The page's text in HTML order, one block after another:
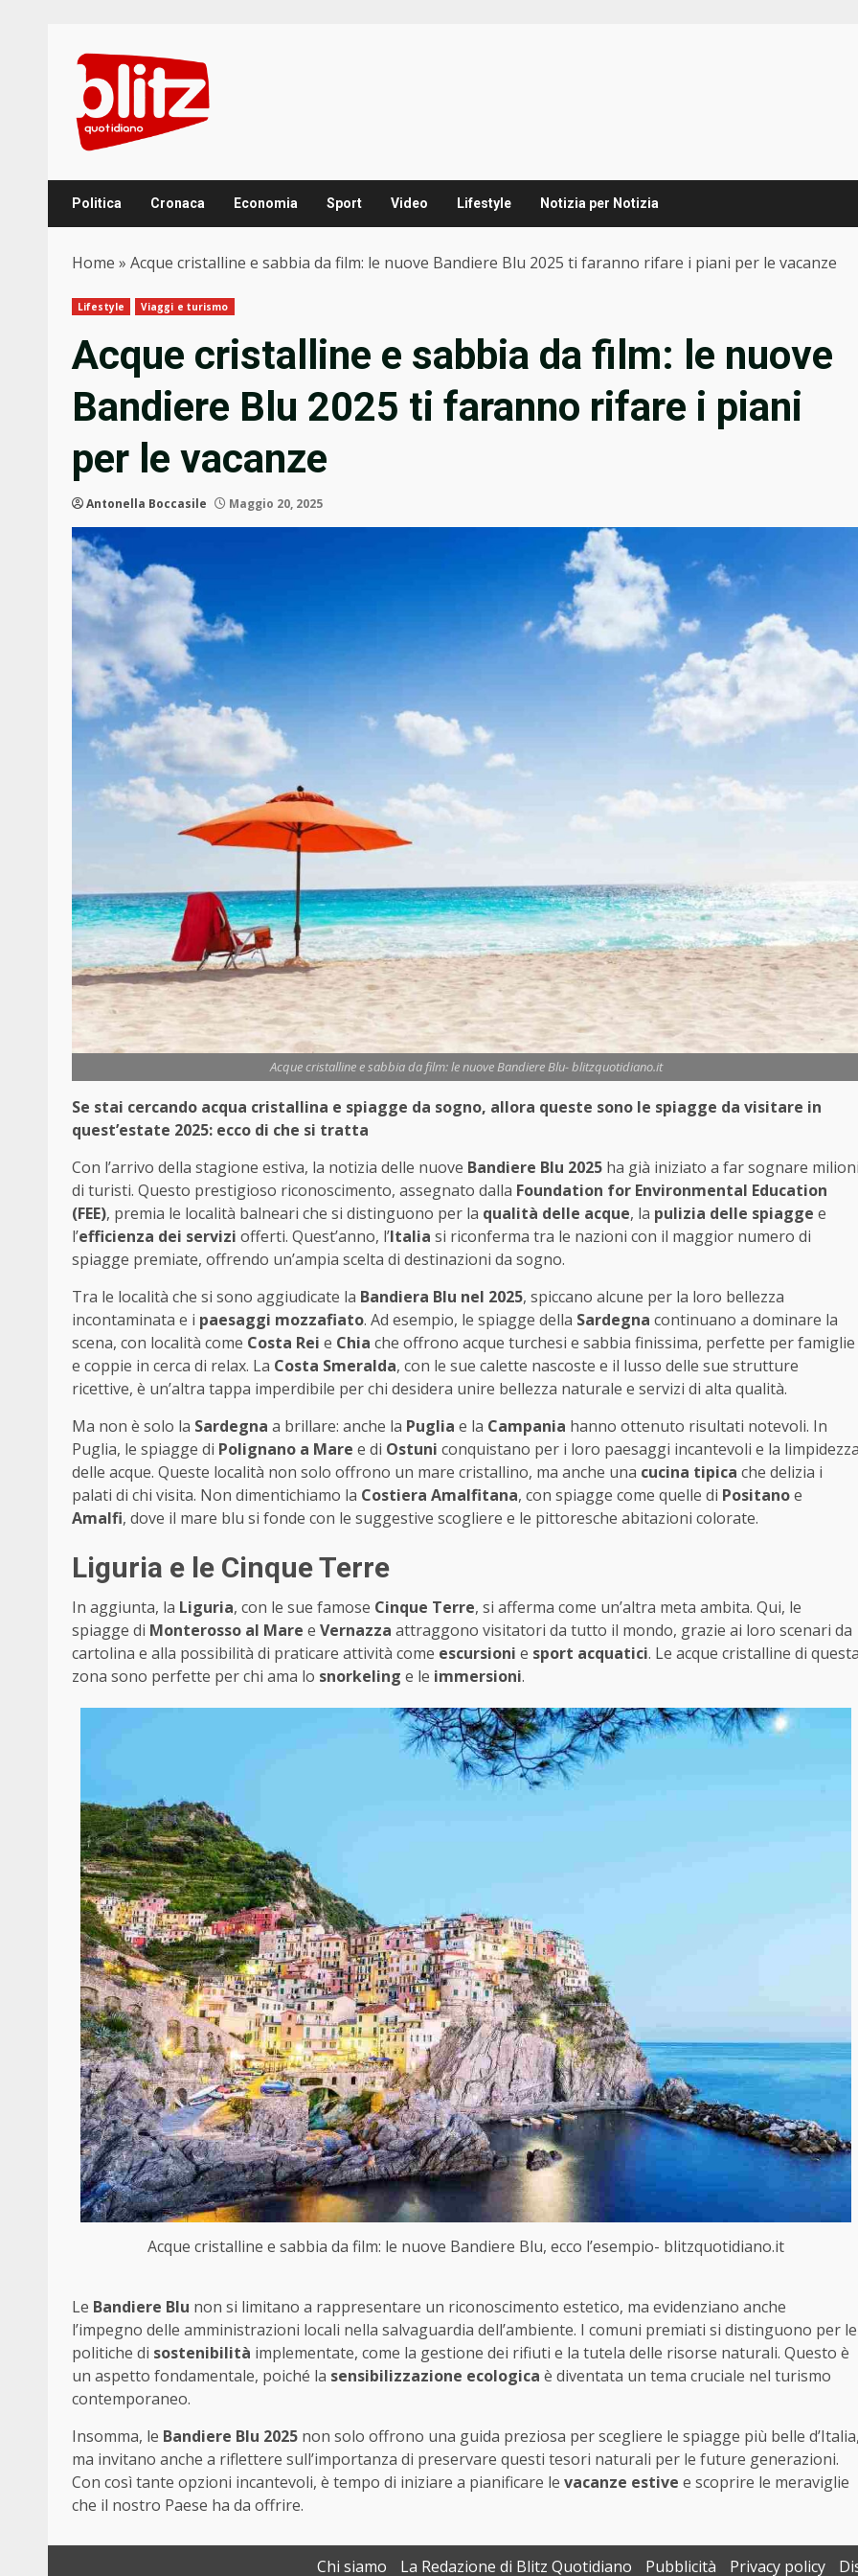
content
Politica Cronaca Economia Sport Video Lifestyle Notizia per Notizia
Home » Acque cristalline e sabbia da film: le nuove Bandiere Blu 2025 ti faranno rifare i piani per le vacanze
Lifestyle Viaggi e turismo
Acque cristalline e sabbia da film: le nuove
Bandiere Blu 2025 ti faranno rifare i piani
per le vacanze
Antonella Boccasile Maggio 20, 2025
Acque cristalline e sabbia da film: le nuove Bandiere Blu- blitzquotidiano.it
Se stai cercando acqua cristallina e spiagge da sogno, allora queste sono le spiagge da visitare in
quest’estate 2025: ecco di che si tratta
Con l’arrivo della stagione estiva, la notizia delle nuove Bandiere Blu 2025 ha già iniziato a far sognare
di turisti. Questo prestigioso riconoscimento, assegnato dalla Foundation for Environmental Education
(FEE), premia le località balneari che si distinguono per la qualità delle acque, la pulizia delle spiagge e
l’efficienza dei servizi offerti. Quest’anno, l’Italia si riconferma tra le nazioni con il maggior numero di
spiagge premiate, offrendo un’ampia scelta di destinazioni da sogno.
Tra le località che si sono aggiudicate la Bandiera Blu nel 2025, spiccano alcune per la loro bellezza
incontaminata e i paesaggi mozzafiato. Ad esempio, le spiagge della Sardegna continuano a dominare la
scena, con località come Costa Rei e Chia che offrono acque turchesi e sabbia finissima, perfette per famiglie
e coppie in cerca di relax. La Costa Smeralda, con le sue calette nascoste e il lusso delle sue strutture
ricettive, è un’altra tappa imperdibile per chi desidera unire bellezza naturale e servizi di alta qualità.
Ma non è solo la Sardegna a brillare: anche la Puglia e la Campania hanno ottenuto risultati notevoli. In
Puglia, le spiagge di Polignano a Mare e di Ostuni conquistano per i loro paesaggi incantevoli e la
delle acque. Queste località non solo offrono un mare cristallino, ma anche una cucina tipica che delizia i
palati di chi visita. Non dimentichiamo la Costiera Amalfitana, con spiagge come quelle di Positanoe
Amalfi, dove il mare blu si fonde con le suggestive scogliere e le pittoresche abitazioni colorate.
Liguria e le Cinque Terre
In aggiunta, la Liguria, con le sue famose Cinque Terre, si afferma come un’altra meta ambita. Qui, le
spiagge di Monterosso al Mare e Vernazza attraggono visitatori da tutto il mondo, grazie ai loro scenari da
cartolina e alla possibilità di praticare attività come escursioni e sport acquatici. Le acque cristalline di
zona sono perfette per chi ama lo snorkeling e le immersioni.
Acque cristalline e sabbia da film: le nuove Bandiere Blu, ecco l’esempio- blitzquotidiano.it
Le Bandiere Blu non si limitano a rappresentare un riconoscimento estetico, ma evidenziano anche
l’impegno delle amministrazioni locali nella salvaguardia dell’ambiente. I comuni premiati si distinguono per le
politiche di sostenibilità implementate, come la gestione dei rifiuti e la tutela delle risorse naturali. Questo è
un aspetto fondamentale, poiché la sensibilizzazione ecologica è diventata un tema cruciale nel turismo
contemporaneo.
Insomma, le Bandiere Blu 2025 non solo offrono una guida preziosa per scegliere le spiagge più belle
ma invitano anche a riflettere sull’importanza di preservare questi tesori naturali per le future generazioni.
Con così tante opzioni incantevoli, è tempo di iniziare a pianificare le vacanze estive e scoprire le meraviglie
che il nostro Paese ha da offrire.
Chi siamo La Redazione di Blitz Quotidiano Pubblicità Privacy policy